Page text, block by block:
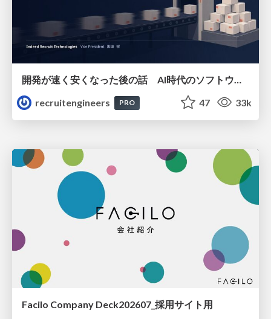
recruitengineers
PRO 47 33k
Facilo Company Deck202607_採用サイト用